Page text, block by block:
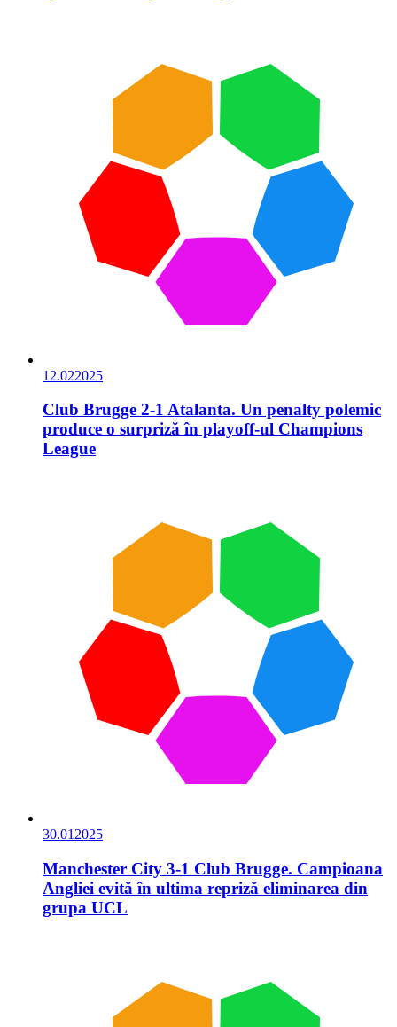
12.022025
Club Brugge 2-1 Atalanta. Un penalty polemic
produce o surpriză în playoff-ul Champions
League
30.01 2025
Manchester City 3-1 Club Brugge. Campioana
Angliei evită în ultima repriză eliminarea din
grupa UCL